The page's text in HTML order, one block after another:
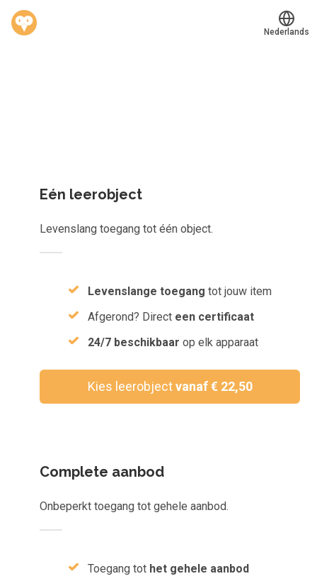
Account en hulp
Nederlands
Eén leerobject
Levenslang toegang tot één object.
Levenslange toegang tot jouw item
Afgerond? Direct een certificaat
24/7 beschikbaar op elk apparaat
Kies leerobjectvanaf € 22,50
Complete aanbod
Onbeperkt toegang tot gehele aanbod.
Toegang tot het gehele aanbod